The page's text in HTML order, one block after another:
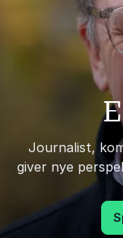
Journalist,
giver nye